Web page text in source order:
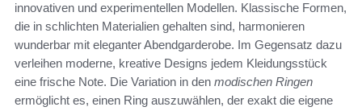
innovativen und experimentellen Modellen. Klassische Formen,
die in schlichten Materialien gehalten sind, harmonieren
wunderbar mit eleganter Abendgarderobe. Im Gegensatz dazu
verleihen moderne, kreative Designs jedem Kleidungsstück
eine frische Note. Die Variation in den modischen Ringen
ermöglicht es, einen Ring auszuwählen, der exakt die eigene